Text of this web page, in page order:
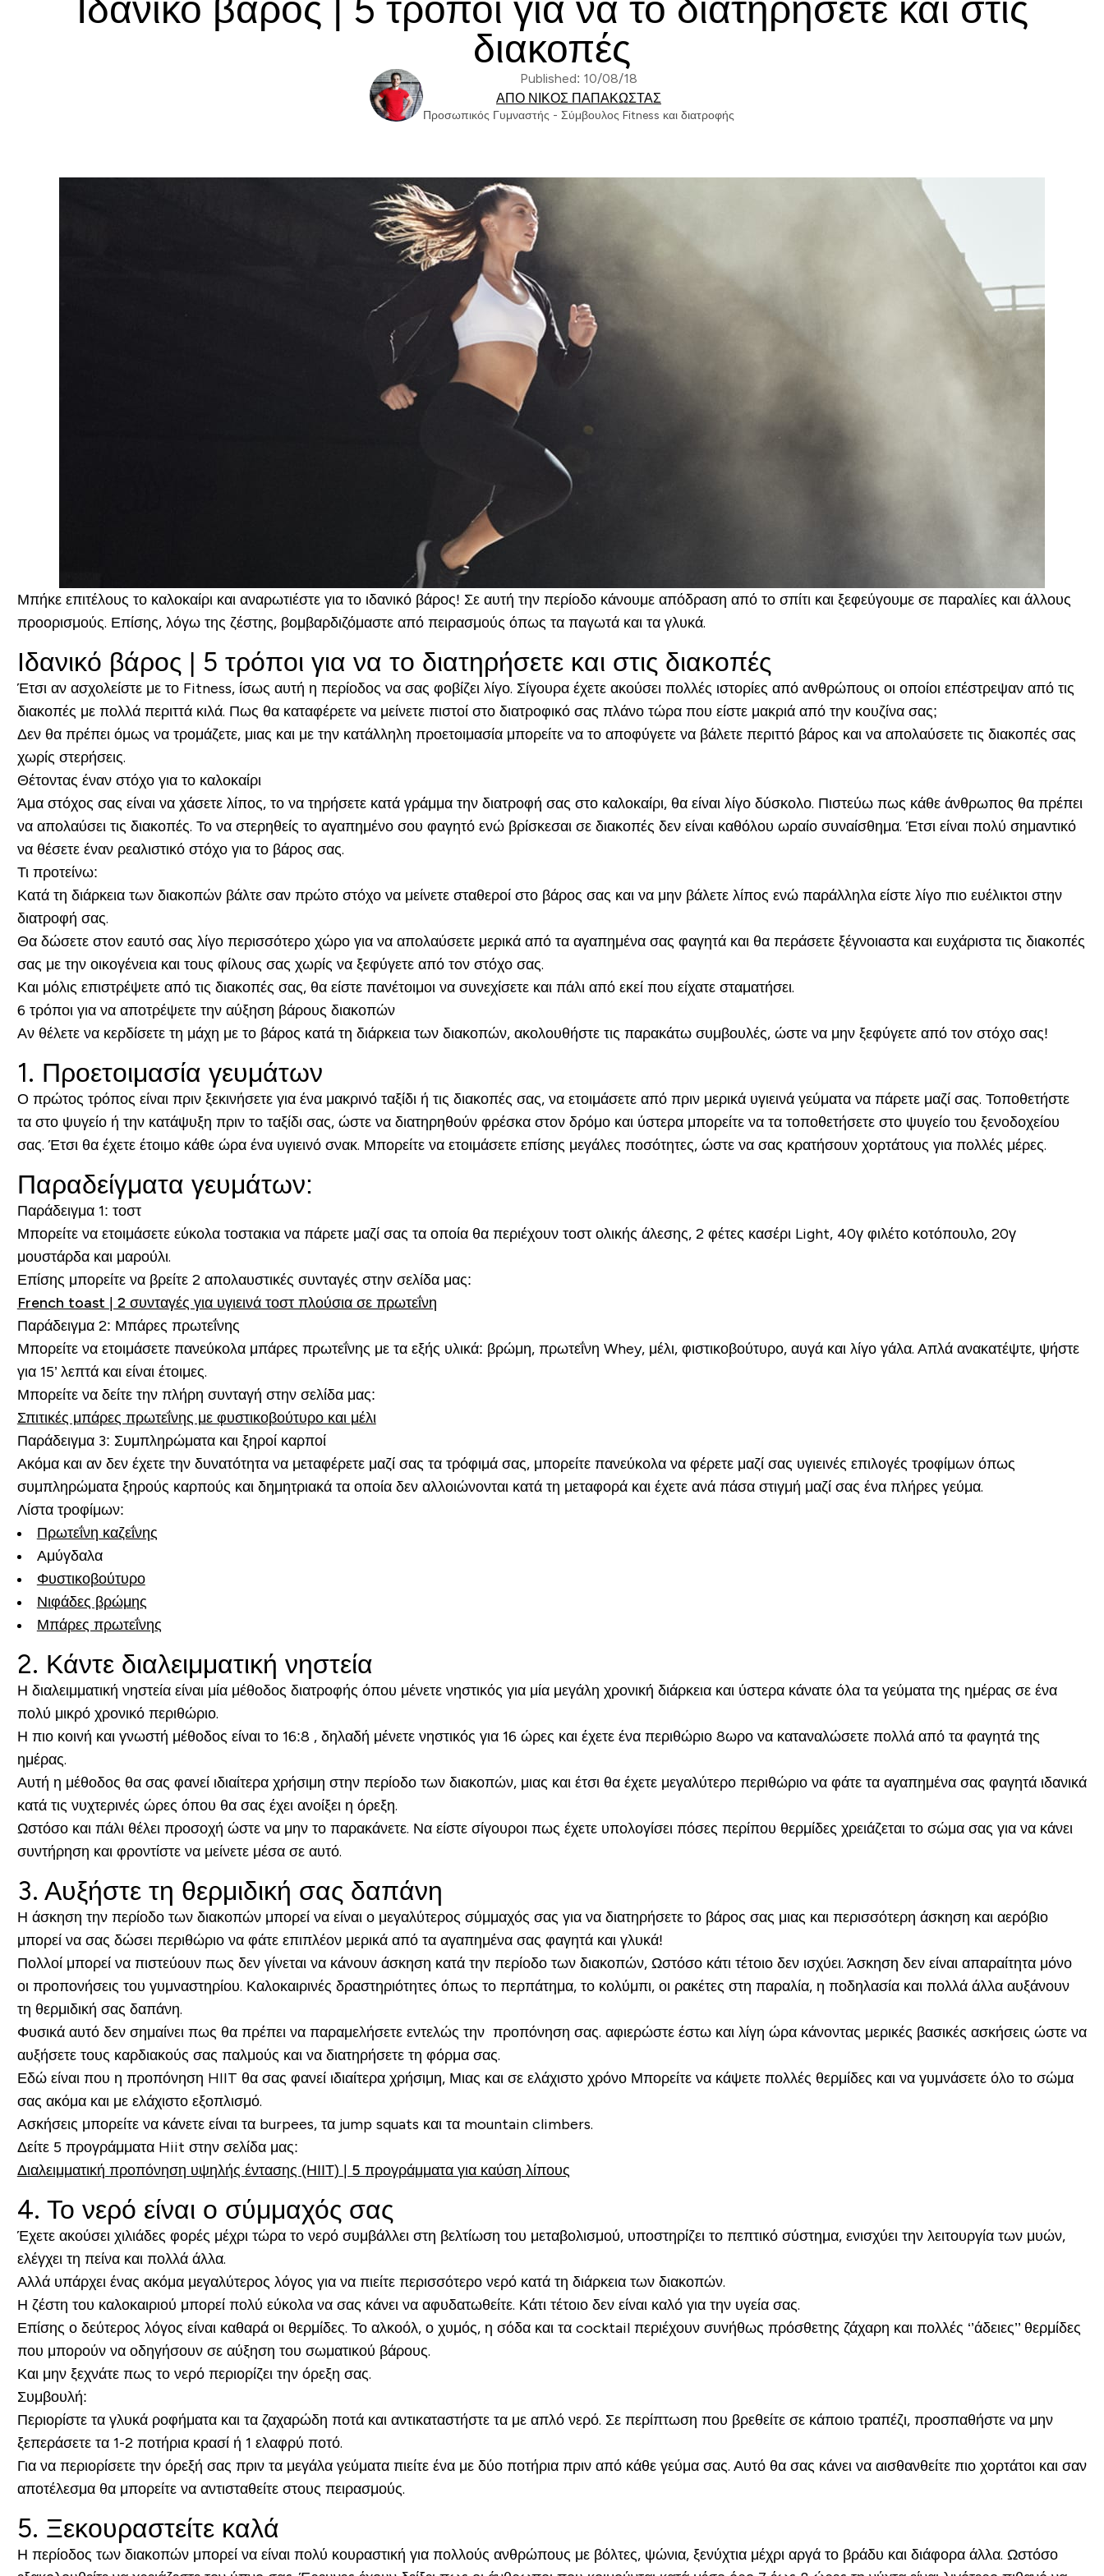
Ιδανικό βάρος | 5 τρόποι για να το διατηρήσετε και στις
διακοπές
Published: 10/08/18
ΑΠΌ ΝΊΚΟΣ ΠΑΠΑΚΏΣΤΑΣ
Προσωπικός Γυμναστής - Σύμβουλος Fitness και διατροφής
Μπήκε επιτέλους το καλοκαίρι και αναρωτιέστε για το ιδανικό βάρος! Σε αυτή την περίοδο κάνουμε απόδραση από το σπίτι και ξεφεύγουμε σε παραλίες και άλλους
προορισμούς. Επίσης, λόγω της ζέστης, βομβαρδιζόμαστε από πειρασμούς όπως τα παγωτά και τα γλυκά.
Ιδανικό βάρος | 5 τρόποι για να το διατηρήσετε και στις διακοπές
Έτσι αν ασχολείστε με το Fitness, ίσως αυτή η περίοδος να σας φοβίζει λίγο. Σίγουρα έχετε ακούσει πολλές ιστορίες από ανθρώπους οι οποίοι επέστρεψαν από τις
διακοπές με πολλά περιττά κιλά. Πως θα καταφέρετε να μείνετε πιστοί στο διατροφικό σας πλάνο τώρα που είστε μακριά από την κουζίνα σας;
Δεν θα πρέπει όμως να τρομάζετε, μιας και με την κατάλληλη προετοιμασία μπορείτε να το αποφύγετε να βάλετε περιττό βάρος και να απολαύσετε τις διακοπές σας
χωρίς στερήσεις.
Θέτοντας έναν στόχο για το καλοκαίρι
Άμα στόχος σας είναι να χάσετε λίπος, το να τηρήσετε κατά γράμμα την διατροφή σας στο καλοκαίρι, θα είναι λίγο δύσκολο. Πιστεύω πως κάθε άνθρωπος θα πρέπει
να απολαύσει τις διακοπές. Το να στερηθείς το αγαπημένο σου φαγητό ενώ βρίσκεσαι σε διακοπές δεν είναι καθόλου ωραίο συναίσθημα. Έτσι είναι πολύ σημαντικό
να θέσετε έναν ρεαλιστικό στόχο για το βάρος σας.
Τι προτείνω:
Κατά τη διάρκεια των διακοπών βάλτε σαν πρώτο στόχο να μείνετε σταθεροί στο βάρος σας και να μην βάλετε λίπος ενώ παράλληλα είστε λίγο πιο ευέλικτοι στην
διατροφή σας.
Θα δώσετε στον εαυτό σας λίγο περισσότερο χώρο για να απολαύσετε μερικά από τα αγαπημένα σας φαγητά και θα περάσετε ξέγνοιαστα και ευχάριστα τις διακοπές
σας με την οικογένεια και τους φίλους σας χωρίς να ξεφύγετε από τον στόχο σας.
Και μόλις επιστρέψετε από τις διακοπές σας, θα είστε πανέτοιμοι να συνεχίσετε και πάλι από εκεί που είχατε σταματήσει.
6 τρόποι για να αποτρέψετε την αύξηση βάρους διακοπών
Αν θέλετε να κερδίσετε τη μάχη με το βάρος κατά τη διάρκεια των διακοπών, ακολουθήστε τις παρακάτω συμβουλές, ώστε να μην ξεφύγετε από τον στόχο σας!
1. Προετοιμασία γευμάτων
Ο πρώτος τρόπος είναι πριν ξεκινήσετε για ένα μακρινό ταξίδι ή τις διακοπές σας, να ετοιμάσετε από πριν μερικά υγιεινά γεύματα να πάρετε μαζί σας. Τοποθετήστε
τα στο ψυγείο ή την κατάψυξη πριν το ταξίδι σας, ώστε να διατηρηθούν φρέσκα στον δρόμο και ύστερα μπορείτε να τα τοποθετήσετε στο ψυγείο του ξενοδοχείου
σας. Έτσι θα έχετε έτοιμο κάθε ώρα ένα υγιεινό σνακ. Μπορείτε να ετοιμάσετε επίσης μεγάλες ποσότητες, ώστε να σας κρατήσουν χορτάτους για πολλές μέρες.
Παραδείγματα γευμάτων:
Παράδειγμα 1: τοστ
Μπορείτε να ετοιμάσετε εύκολα τοστακια να πάρετε μαζί σας τα οποία θα περιέχουν τοστ ολικής άλεσης, 2 φέτες κασέρι Light, 40γ φιλέτο κοτόπουλο, 20γ
μουστάρδα και μαρούλι.
Επίσης μπορείτε να βρείτε 2 απολαυστικές συνταγές στην σελίδα μας:
French toast | 2 συνταγές για υγιεινά τοστ πλούσια σε πρωτεΐνη
Παράδειγμα 2: Μπάρες πρωτεΐνης
Μπορείτε να ετοιμάσετε πανεύκολα μπάρες πρωτεΐνης με τα εξής υλικά: βρώμη, πρωτεΐνη Whey, μέλι, φιστικοβούτυρο, αυγά και λίγο γάλα. Απλά ανακατέψτε, ψήστε
για 15’ λεπτά και είναι έτοιμες.
Μπορείτε να δείτε την πλήρη συνταγή στην σελίδα μας:
Σπιτικές μπάρες πρωτεΐνης με φυστικοβούτυρο και μέλι
Παράδειγμα 3: Συμπληρώματα και ξηροί καρποί
Ακόμα και αν δεν έχετε την δυνατότητα να μεταφέρετε μαζί σας τα τρόφιμά σας, μπορείτε πανεύκολα να φέρετε μαζί σας υγιεινές επιλογές τροφίμων όπως
συμπληρώματα ξηρούς καρπούς και δημητριακά τα οποία δεν αλλοιώνονται κατά τη μεταφορά και έχετε ανά πάσα στιγμή μαζί σας ένα πλήρες γεύμα.
Λίστα τροφίμων:
Πρωτεΐνη καζεΐνης
Αμύγδαλα
Φυστικοβούτυρο
Νιφάδες βρώμης
Μπάρες πρωτεΐνης
2. Κάντε διαλειμματική νηστεία
Η διαλειμματική νηστεία είναι μία μέθοδος διατροφής όπου μένετε νηστικός για μία μεγάλη χρονική διάρκεια και ύστερα κάνατε όλα τα γεύματα της ημέρας σε ένα
πολύ μικρό χρονικό περιθώριο.
Η πιο κοινή και γνωστή μέθοδος είναι το 16:8 , δηλαδή μένετε νηστικός για 16 ώρες και έχετε ένα περιθώριο 8ωρο να καταναλώσετε πολλά από τα φαγητά της
ημέρας.
Αυτή η μέθοδος θα σας φανεί ιδιαίτερα χρήσιμη στην περίοδο των διακοπών, μιας και έτσι θα έχετε μεγαλύτερο περιθώριο να φάτε τα αγαπημένα σας φαγητά ιδανικά
κατά τις νυχτερινές ώρες όπου θα σας έχει ανοίξει η όρεξη.
Ωστόσο και πάλι θέλει προσοχή ώστε να μην το παρακάνετε. Να είστε σίγουροι πως έχετε υπολογίσει πόσες περίπου θερμίδες χρειάζεται το σώμα σας για να κάνει
συντήρηση και φροντίστε να μείνετε μέσα σε αυτό.
3. Αυξήστε τη θερμιδική σας δαπάνη
Η άσκηση την περίοδο των διακοπών μπορεί να είναι ο μεγαλύτερος σύμμαχός σας για να διατηρήσετε το βάρος σας μιας και περισσότερη άσκηση και αερόβιο
μπορεί να σας δώσει περιθώριο να φάτε επιπλέον μερικά από τα αγαπημένα σας φαγητά και γλυκά!
Πολλοί μπορεί να πιστεύουν πως δεν γίνεται να κάνουν άσκηση κατά την περίοδο των διακοπών, Ωστόσο κάτι τέτοιο δεν ισχύει. Άσκηση δεν είναι απαραίτητα μόνο
οι προπονήσεις του γυμναστηρίου. Καλοκαιρινές δραστηριότητες όπως το περπάτημα, το κολύμπι, οι ρακέτες στη παραλία, η ποδηλασία και πολλά άλλα αυξάνουν
τη θερμιδική σας δαπάνη.
Φυσικά αυτό δεν σημαίνει πως θα πρέπει να παραμελήσετε εντελώς την προπόνηση σας. αφιερώστε έστω και λίγη ώρα κάνοντας μερικές βασικές ασκήσεις ώστε να
αυξήσετε τους καρδιακούς σας παλμούς και να διατηρήσετε τη φόρμα σας.
Εδώ είναι που η προπόνηση HIIT θα σας φανεί ιδιαίτερα χρήσιμη, Μιας και σε ελάχιστο χρόνο Μπορείτε να κάψετε πολλές θερμίδες και να γυμνάσετε όλο το σώμα
σας ακόμα και με ελάχιστο εξοπλισμό.
Ασκήσεις μπορείτε να κάνετε είναι τα burpees, τα jump squats και τα mountain climbers.
Δείτε 5 προγράμματα Hiit στην σελίδα μας:
Διαλειμματική προπόνηση υψηλής έντασης (ΗΙΙΤ) | 5 προγράμματα για καύση λίπους
4. Το νερό είναι ο σύμμαχός σας
Έχετε ακούσει χιλιάδες φορές μέχρι τώρα το νερό συμβάλλει στη βελτίωση του μεταβολισμού, υποστηρίζει το πεπτικό σύστημα, ενισχύει την λειτουργία των μυών,
ελέγχει τη πείνα και πολλά άλλα.
Αλλά υπάρχει ένας ακόμα μεγαλύτερος λόγος για να πιείτε περισσότερο νερό κατά τη διάρκεια των διακοπών.
Η ζέστη του καλοκαιριού μπορεί πολύ εύκολα να σας κάνει να αφυδατωθείτε. Κάτι τέτοιο δεν είναι καλό για την υγεία σας.
Επίσης ο δεύτερος λόγος είναι καθαρά οι θερμίδες. Το αλκοόλ, ο χυμός, η σόδα και τα cocktail περιέχουν συνήθως πρόσθετης ζάχαρη και πολλές ‘’άδειες’’ θερμίδες
που μπορούν να οδηγήσουν σε αύξηση του σωματικού βάρους.
Και μην ξεχνάτε πως το νερό περιορίζει την όρεξη σας.
Συμβουλή:
Περιορίστε τα γλυκά ροφήματα και τα ζαχαρώδη ποτά και αντικαταστήστε τα με απλό νερό. Σε περίπτωση που βρεθείτε σε κάποιο τραπέζι, προσπαθήστε να μην
ξεπεράσετε τα 1-2 ποτήρια κρασί ή 1 ελαφρύ ποτό.
Για να περιορίσετε την όρεξή σας πριν τα μεγάλα γεύματα πιείτε ένα με δύο ποτήρια πριν από κάθε γεύμα σας. Αυτό θα σας κάνει να αισθανθείτε πιο χορτάτοι και σαν
αποτέλεσμα θα μπορείτε να αντισταθείτε στους πειρασμούς.
5. Ξεκουραστείτε καλά
Η περίοδος των διακοπών μπορεί να είναι πολύ κουραστική για πολλούς ανθρώπους με βόλτες, ψώνια, ξενύχτια μέχρι αργά το βράδυ και διάφορα άλλα. Ωστόσο